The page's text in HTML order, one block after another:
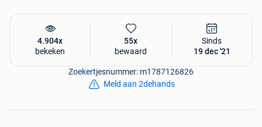
4.904x
bekeken
55x
bewaard
Sinds
19 dec '21
Zoekertjesnummer: m1787126826
Meld aan 2dehands